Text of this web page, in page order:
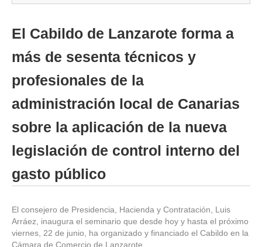
▼
El Cabildo de Lanzarote forma a
más de sesenta técnicos y
profesionales de la
administración local de Canarias
sobre la aplicación de la nueva
legislación de control interno del
gasto público
El consejero de Presidencia, Hacienda y Contratación, Luis
Arráez, inaugura el seminario que desde hoy y hasta el próximo
viernes, 22 de junio, ha organizado y financiado el Cabildo en la
Cámara de Comercio de Lanzarote.